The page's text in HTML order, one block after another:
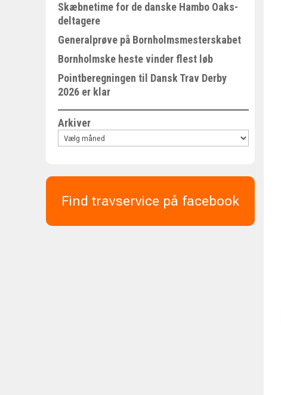
Skæbnetime for de danske Hambo Oaks-
deltagere
Generalprøve på Bornholmsmesterskabet
Bornholmske heste vinder flest løb
Pointberegningen til Dansk Trav Derby
2026 er klar
Arkiver
Find travservice på facebook